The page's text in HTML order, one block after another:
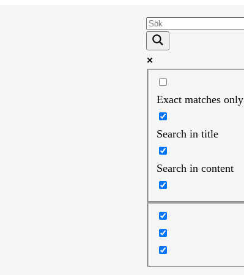
Exact matches only
Search in title
Search in content